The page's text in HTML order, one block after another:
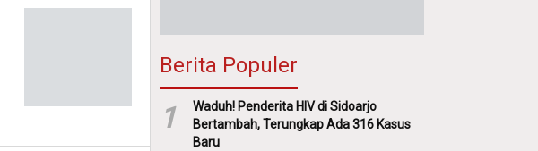
Berita Populer
1
Waduh! Penderita HIV di Sidoarjo
Bertambah, Terungkap Ada 316 Kasus
Baru